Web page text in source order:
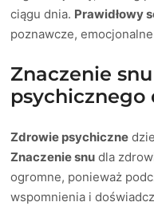
ciągu dnia. Prawidłowy
poznawcze,
Znaczenie
psychicznego
Zdrowie psychiczne
Znaczenie snu dla
ogromne, ponieważ
wspomnienia i